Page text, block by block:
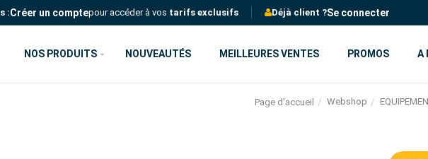
:Créer un comptepour accéder à vos tarifs exclusifs Déjà client ?Se connecter
NOS PRODUITS NOUVEAUTÉS MEILLEURES VENTES PROMOS A
Page d'accueil Webshop